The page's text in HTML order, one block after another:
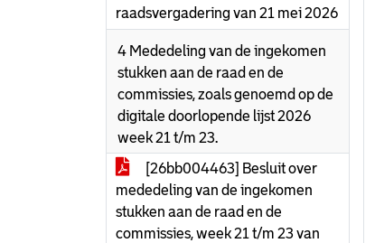
raadsvergadering van 21 mei 2026
4 Mededeling van de ingekomen
stukken aan de raad en de
commissies, zoals genoemd op de
digitale doorlopende lijst 2026
week 21 t/m 23.
[26bb004463] Besluit over
mededeling van de ingekomen
stukken aan de raad en de
commissies, week 21 t/m 23 van